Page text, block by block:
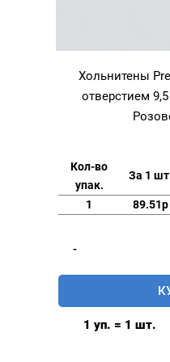
Хольнитены
отверстием
Кол-во
упак.
За 1
1 89.51р
-
1 уп. = 1 шт.